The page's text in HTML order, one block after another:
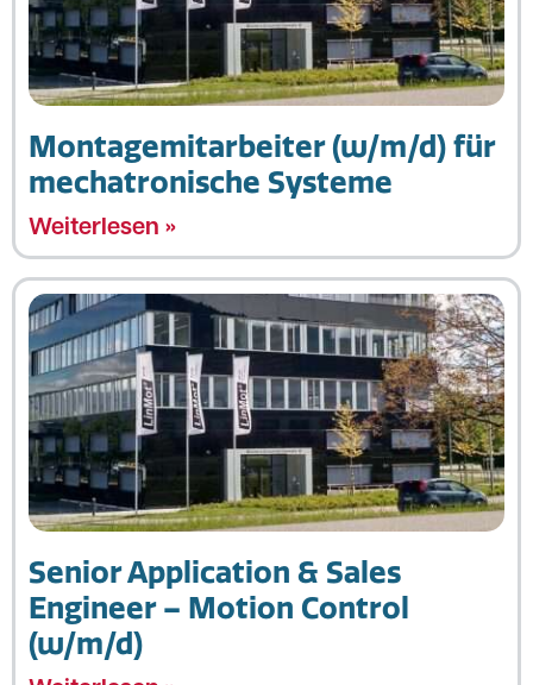
Montagemitarbeiter (w/m/d) für
mechatronische Systeme
Weiterlesen »
Senior Application & Sales
Engineer – Motion Control
(w/m/d)